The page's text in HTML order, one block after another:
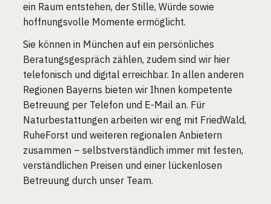
ein Raum entstehen, der Stille, Würde sowie
hoffnungsvolle Momente ermöglicht.
Sie können in München auf ein persönliches
Beratungsgespräch zählen, zudem sind wir hier
telefonisch und digital erreichbar. In allen anderen
Regionen Bayerns bieten wir Ihnen kompetente
Betreuung per Telefon und E-Mail an. Für
Naturbestattungen arbeiten wir eng mit FriedWald,
RuheForst und weiteren regionalen Anbietern
zusammen – selbstverständlich immer mit festen,
verständlichen Preisen und einer lückenlosen
Betreuung durch unser Team.